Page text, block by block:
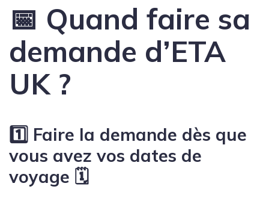
📅 Quand faire sa
demande d’ETA
UK ?
1️⃣ Faire la demande dès que
vous avez vos dates de
voyage 🗓️